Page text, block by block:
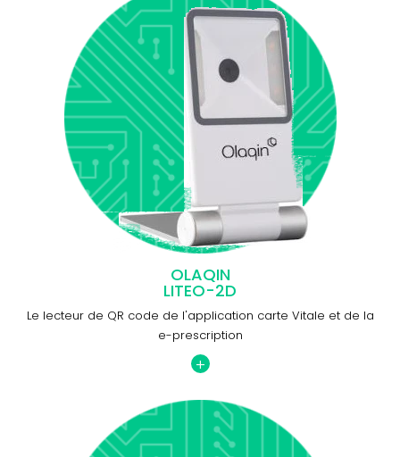
OLAQIN
LITEO-2D
Le lecteur de QR code de l'application carte Vitale et de la
e-prescription
+